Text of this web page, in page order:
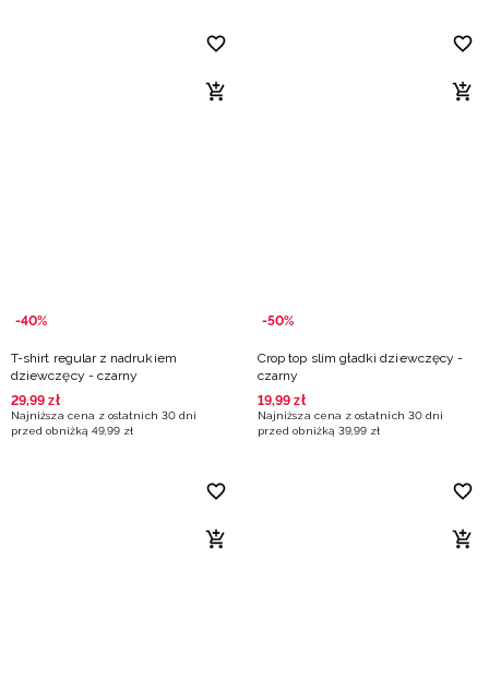
-40%
T-shirt regular z nadrukiem
dziewczęcy - czarny
29,99 zł
Najniższa cena z ostatnich 30 dni
przed obniżką 49,99 zł
-50%
Crop top slim gładki dziewczęcy -
czarny
19,99 zł
Najniższa cena z ostatnich 30 dni
przed obniżką 39,99 zł
Słowacki / EUR
Ukraiński / UAH